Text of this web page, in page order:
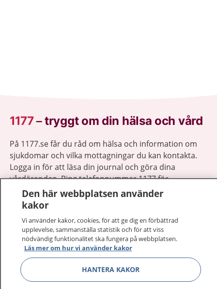
1177–tryggt om din hälsa och vård
På 1177.se får du råd om hälsa och information om
sjukdomar och vilka mottagningar du kan kontakta.
Logga in för att läsa din journal och göra dina
vårdärenden. Ring telefonnummer 1177 för
sjukvårdsrådgivning dygnet runt.
1177 ger dig råd när du vill må bättre.
1177 på flera språk Visa
Den här webbplatsen använder
kakor
Vi använder kakor, cookies, för att ge dig en förbättrad
upplevelse, sammanställa statistik och för att viss
nödvändig funktionalitet ska fungera på webbplatsen.
Läs mer om hur vi använder kakor
HANTERA KAKOR